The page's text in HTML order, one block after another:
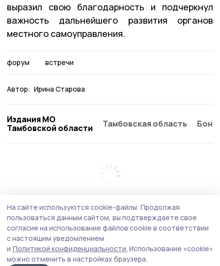
выразил свою благодарность и подчеркнул
важность дальнейшего развития органов
местного самоуправления.
форум встречи
Автор: Ирина Старова
Издания МО
Тамбовской области
Тамбовская область
На сайте используются cookie-файлы. Продолжая
пользоваться данным сайтом, вы подтверждаете свое
согласие на использование файлов cookie в соответствии
с настоящим уведомлением
и Политикой конфиденциальности. Использование «cookie»
можно отменить в настройках браузера.